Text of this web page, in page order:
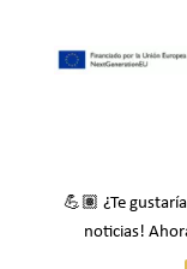
💪🏽 ¿Te
noticias!